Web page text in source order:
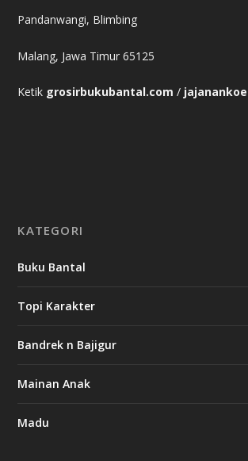
Pandanwangi, Blimbing
Malang, Jawa Timur 65125
Ketik grosirbukubantal.com / jajanankoe
KATEGORI
Buku Bantal
Topi Karakter
Bandrek n Bajigur
Mainan Anak
Madu